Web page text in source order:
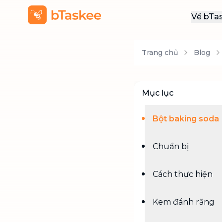
Về
Trang chủ Blog
Mục lục
Bột baking soda
Chuẩn bị
Cách thực hiện
Kem đánh răng